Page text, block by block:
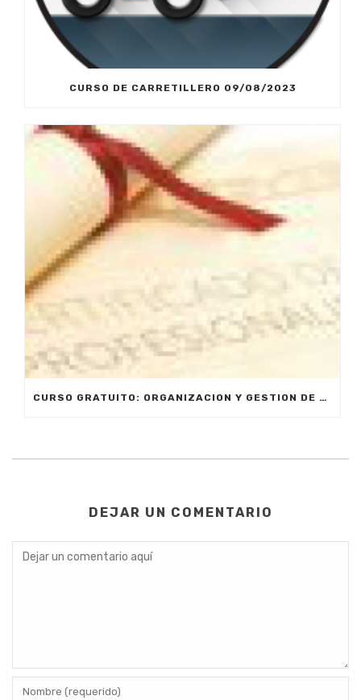
CURSO DE CARRETILLERO 09/08/2023
CURSO GRATUITO: ORGANIZACION Y GESTION DE ALMACENES
DEJAR UN COMENTARIO